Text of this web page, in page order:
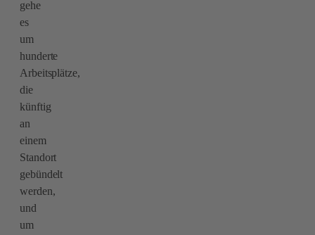
gehe
es
um
hunderte
Arbeitsplätze,
die
künftig
an
einem
Standort
gebündelt
werden,
und
um